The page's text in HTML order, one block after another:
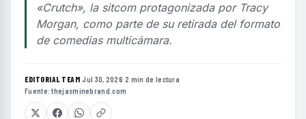
«Crutch», la sitcom protagonizada por Tracy
Morgan, como parte de su retirada del formato
de comedias multicámara.
EDITORIAL TEAM·Jul 30, 2026·2 min de lectura·
Fuente:thejasminebrand.com